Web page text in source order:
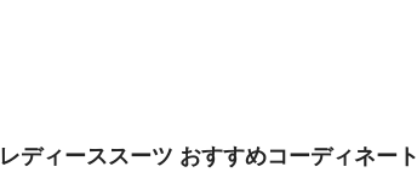
レディーススーツ おすすめコーディネート